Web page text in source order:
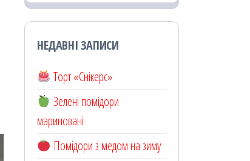
НЕДАВНІ ЗАПИСИ
Торт «Снікерс»
Зелені помідори
мариновані
Помідори з медом на зиму